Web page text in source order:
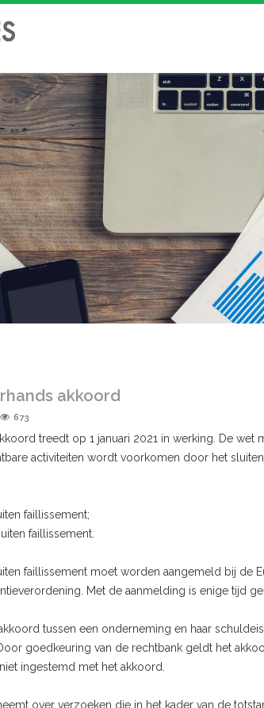
akkoord
673
treedt op 1 januari 2021 in werking. De wet
activiteiten wordt voorkomen door het
faillissement;
faillissement.
faillissement moet worden aangemeld bij de
Met de aanmelding is enige tijd
tussen een onderneming en haar
goedkeuring van de rechtbank geldt het
ingestemd met het akkoord.
over verzoeken die in het kader van de